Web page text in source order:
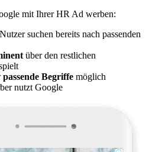
mit Ihrer HR Ad werben:
suchen bereits nach passenden
über den restlichen
passende Begriffe möglich
nutzt Google